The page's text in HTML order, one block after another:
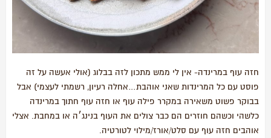
חזה עוף במרינדה- אין לי ממש מתכון לזה בבלוג (אולי אעשה על זה
פוסט עם כל המרינדות שאני אוהבת…אחלה רעיון, רשמתי לעצמי) אבל
בבוקר פשוט משאירה במקרר פילה עוף או חזה עוף חתוך במרינדה
כלשהי וכשהם חוזרים הם כבר צולים את העוף בנינג׳ה או במחבת. אצלי
אוהבים חזה עוף עם סלט/אורז/מילוי לטורטיה.